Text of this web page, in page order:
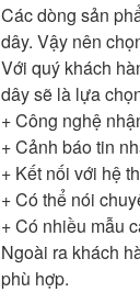
Các dòng sản
dây. Vậy nên
Với quý khách
dây sẽ là lựa
+ Công nghệ
+ Cảnh báo tin
+ Kết nối với hệ
+ Có thể nói
+ Có nhiều mẫu
Ngoài ra khách
phù hợp.